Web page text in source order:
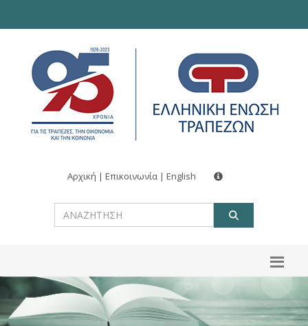
Αρχική | Επικοινωνία | English